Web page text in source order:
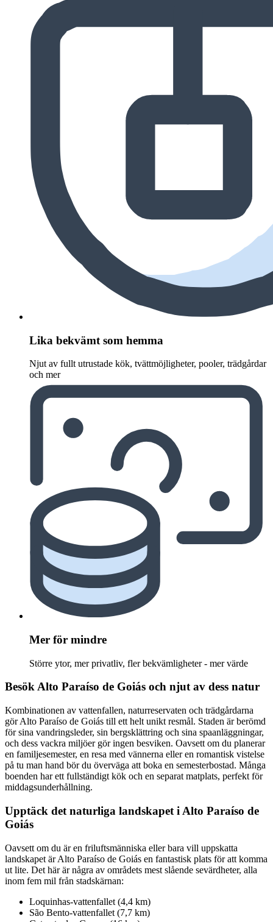
Lika bekvämt som hemma
Njut av fullt utrustade kök, tvättmöjligheter, pooler, trädgårdar
och mer
Mer för mindre
Större ytor, mer privatliv, fler bekvämligheter - mer värde
Besök Alto Paraíso de Goiás och njut av dess natur
Kombinationen av vattenfallen, naturreservaten och trädgårdarna
gör Alto Paraíso de Goiás till ett helt unikt resmål. Staden är berömd
för sina vandringsleder, sin bergsklättring och sina spaanläggningar,
och dess vackra miljöer gör ingen besviken. Oavsett om du planerar
en familjesemester, en resa med vännerna eller en romantisk vistelse
på tu man hand bör du överväga att boka en semesterbostad. Många
boenden har ett fullständigt kök och en separat matplats, perfekt för
middagsunderhållning.
Upptäck det naturliga landskapet i Alto Paraíso de
Goiás
Oavsett om du är en friluftsmänniska eller bara vill uppskatta
landskapet är Alto Paraíso de Goiás en fantastisk plats för att komma
ut lite. Det här är några av områdets mest slående sevärdheter, alla
inom fem mil från stadskärnan:
Loquinhas-vattenfallet (4,4 km)
São Bento-vattenfallet (7,7 km)